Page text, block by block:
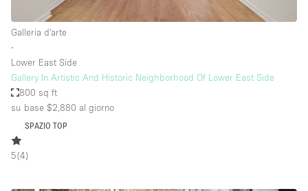
Galleria d'arte
∙
Lower East Side
Gallery In Artistic And Historic Neighborhood Of Lower East Side
800 sq ft
su base $2,880 al giorno
SPAZIO TOP
5(4)